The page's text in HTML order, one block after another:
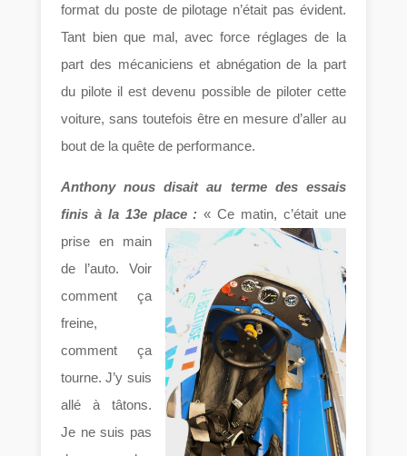
format du poste de pilotage n’était pas évident.
Tant bien que mal, avec force réglages de la
part des mécaniciens et abnégation de la part
du pilote il est devenu possible de piloter cette
voiture, sans toutefois être en mesure d’aller au
bout de la quête de performance.
Anthony nous disait au terme des essais
finis à la 13e place : « Ce matin, c’était une
prise en main
de l’auto. Voir
comment ça
freine,
comment ça
tourne. J’y suis
allé à tâtons.
Je ne suis pas